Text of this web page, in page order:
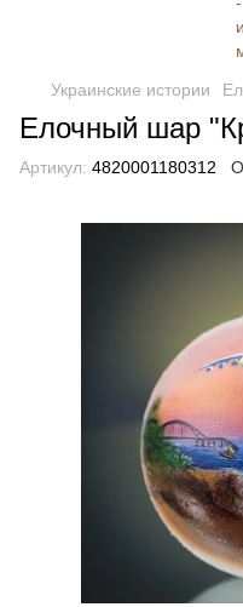
Украинские истории
Елочный шар
Артикул: 4820001180312